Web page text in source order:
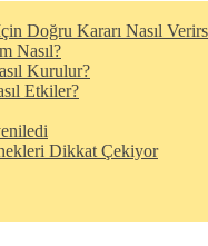
Doğru Kararı Nasıl
Nasıl?
Kurulur?
Etkiler?
Dikkat Çekiyor